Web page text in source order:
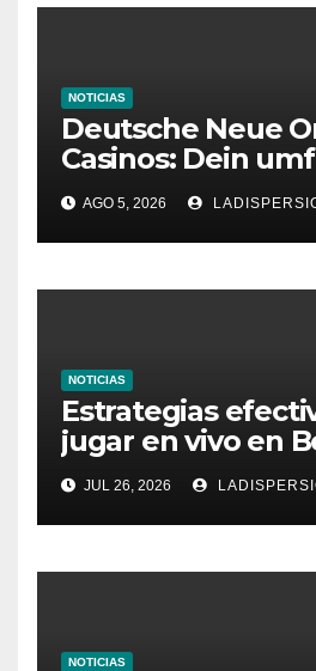
NOTICIAS
Deutsche Neue
Casinos: Dein
Ratgeber für
AGO 5, 2026
NOTICIAS
Estrategias
jugar en vivo en
aumentar tus
JUL 26, 2026
NOTICIAS